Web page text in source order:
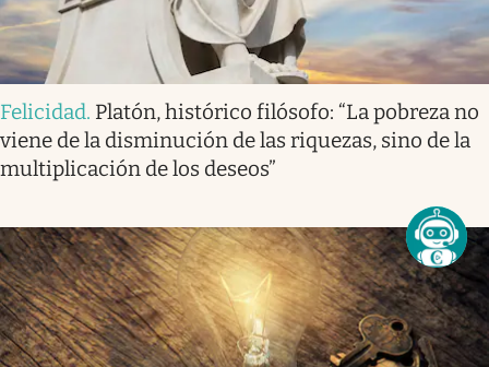
Felicidad. Platón, histórico filósofo: “La pobreza no
viene de la disminución de las riquezas, sino de la
multiplicación de los deseos”